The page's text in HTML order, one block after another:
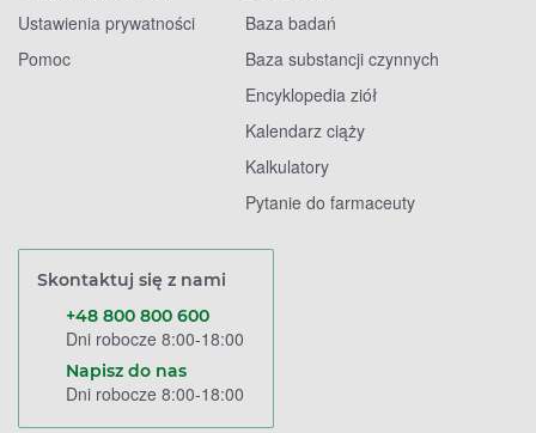
Ustawienia prywatności
Pomoc
Baza badań
Baza substancji czynnych
Encyklopedia ziół
Kalendarz ciąży
Kalkulatory
Pytanie do farmaceuty
Skontaktuj się z nami
+48 800 800 600
Dni robocze 8:00-18:00
Napisz do nas
Dni robocze 8:00-18:00